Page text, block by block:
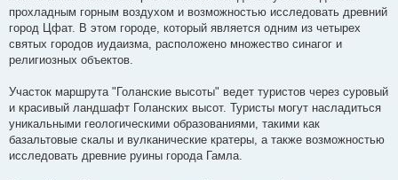
прохладным горным воздухом и возможностью исследовать древний
город Цфат. В этом городе, который является одним из четырех
святых городов иудаизма, расположено множество синагог и
религиозных объектов.
Участок маршрута "Голанские высоты" ведет туристов через суровый
и красивый ландшафт Голанских высот. Туристы могут насладиться
уникальными геологическими образованиями, такими как
базальтовые скалы и вулканические кратеры, а также возможностью
исследовать древние руины города Гамла.